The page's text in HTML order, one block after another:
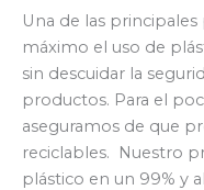
Una de las
máximo el uso de
sin descuidar la
productos. Para el
aseguramos de que
reciclables.
Nuestro
plástico en un 99% y